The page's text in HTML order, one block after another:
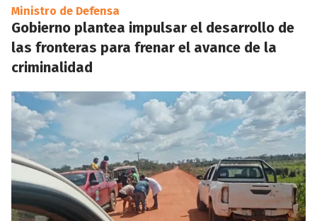
Ministro de Defensa
Gobierno plantea impulsar el desarrollo de
las fronteras para frenar el avance de la
criminalidad